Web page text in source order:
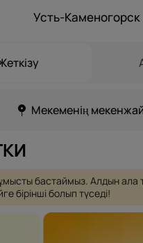
Усть-Каменогорск
Мекеменің
бастаймыз. Алдынала
бірінші болып түседі!